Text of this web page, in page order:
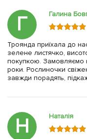
Г Галина
Троянда приїхала до
зелене листячко,
покупкою. Замовляємо
роки. Рослиночки
завжди порадять,
Н Наталія